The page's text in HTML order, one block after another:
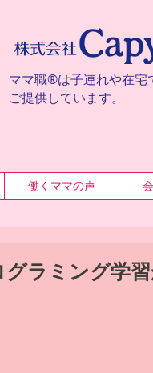
ママ職®は子連れや在宅
ご提供しています。
働くママの声
ラミング学習